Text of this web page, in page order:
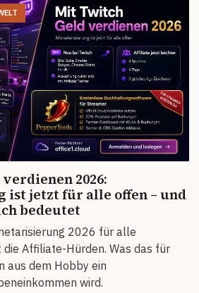
2026:
ist jetzt für alle offen – und
bedeutet
2026 für alle
Affiliate-Hürden. Was das für
aus dem Hobby ein
wird.